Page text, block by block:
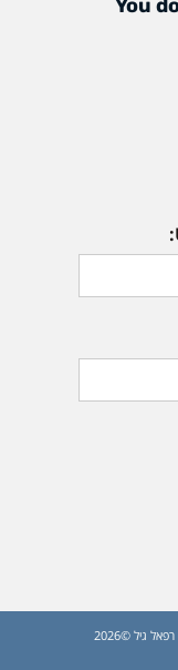
You
כל הזכויות שמורות לאיגוד המהנדסים והמהנדס רפאל גיל ©2026